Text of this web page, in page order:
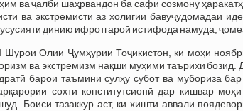
ва ҷалби шаҳрвандон ба сафи созмону
ва экстремистӣ аз холигии бавуҷудомадаи
динию ифротгароӣ истифода намуда,
Шурои Олии Ҷумҳурии Тоҷикистон, ки моҳи
ва экстремизм нақши муҳими таърихӣ
барои таъмини сулҳу субот ва мубориза бар
сохти конститутсионӣ дар кишвар
Боиси тазаккур аст, ки хишти аввали